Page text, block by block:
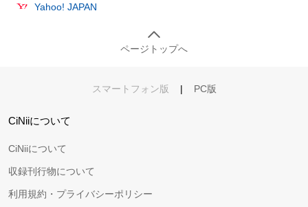
Yahoo! JAPAN
ページトップへ
スマートフォン版 | PC版
CiNiiについて
CiNiiについて
収録刊行物について
利用規約・プライバシーポリシー